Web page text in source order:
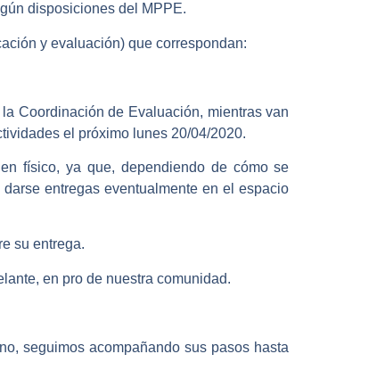
disposiciones del MPPE.
y evaluación) que correspondan:
Coordinación de Evaluación, mientras van
el próximo lunes 20/04/2020.
físico, ya que, dependiendo de cómo se
entregas eventualmente en el espacio
su entrega.
en pro de nuestra comunidad.
seguimos acompañando sus pasos hasta